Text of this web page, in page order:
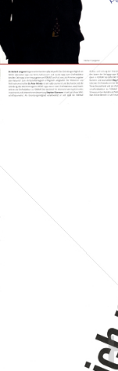
FORMAT
FORMAT